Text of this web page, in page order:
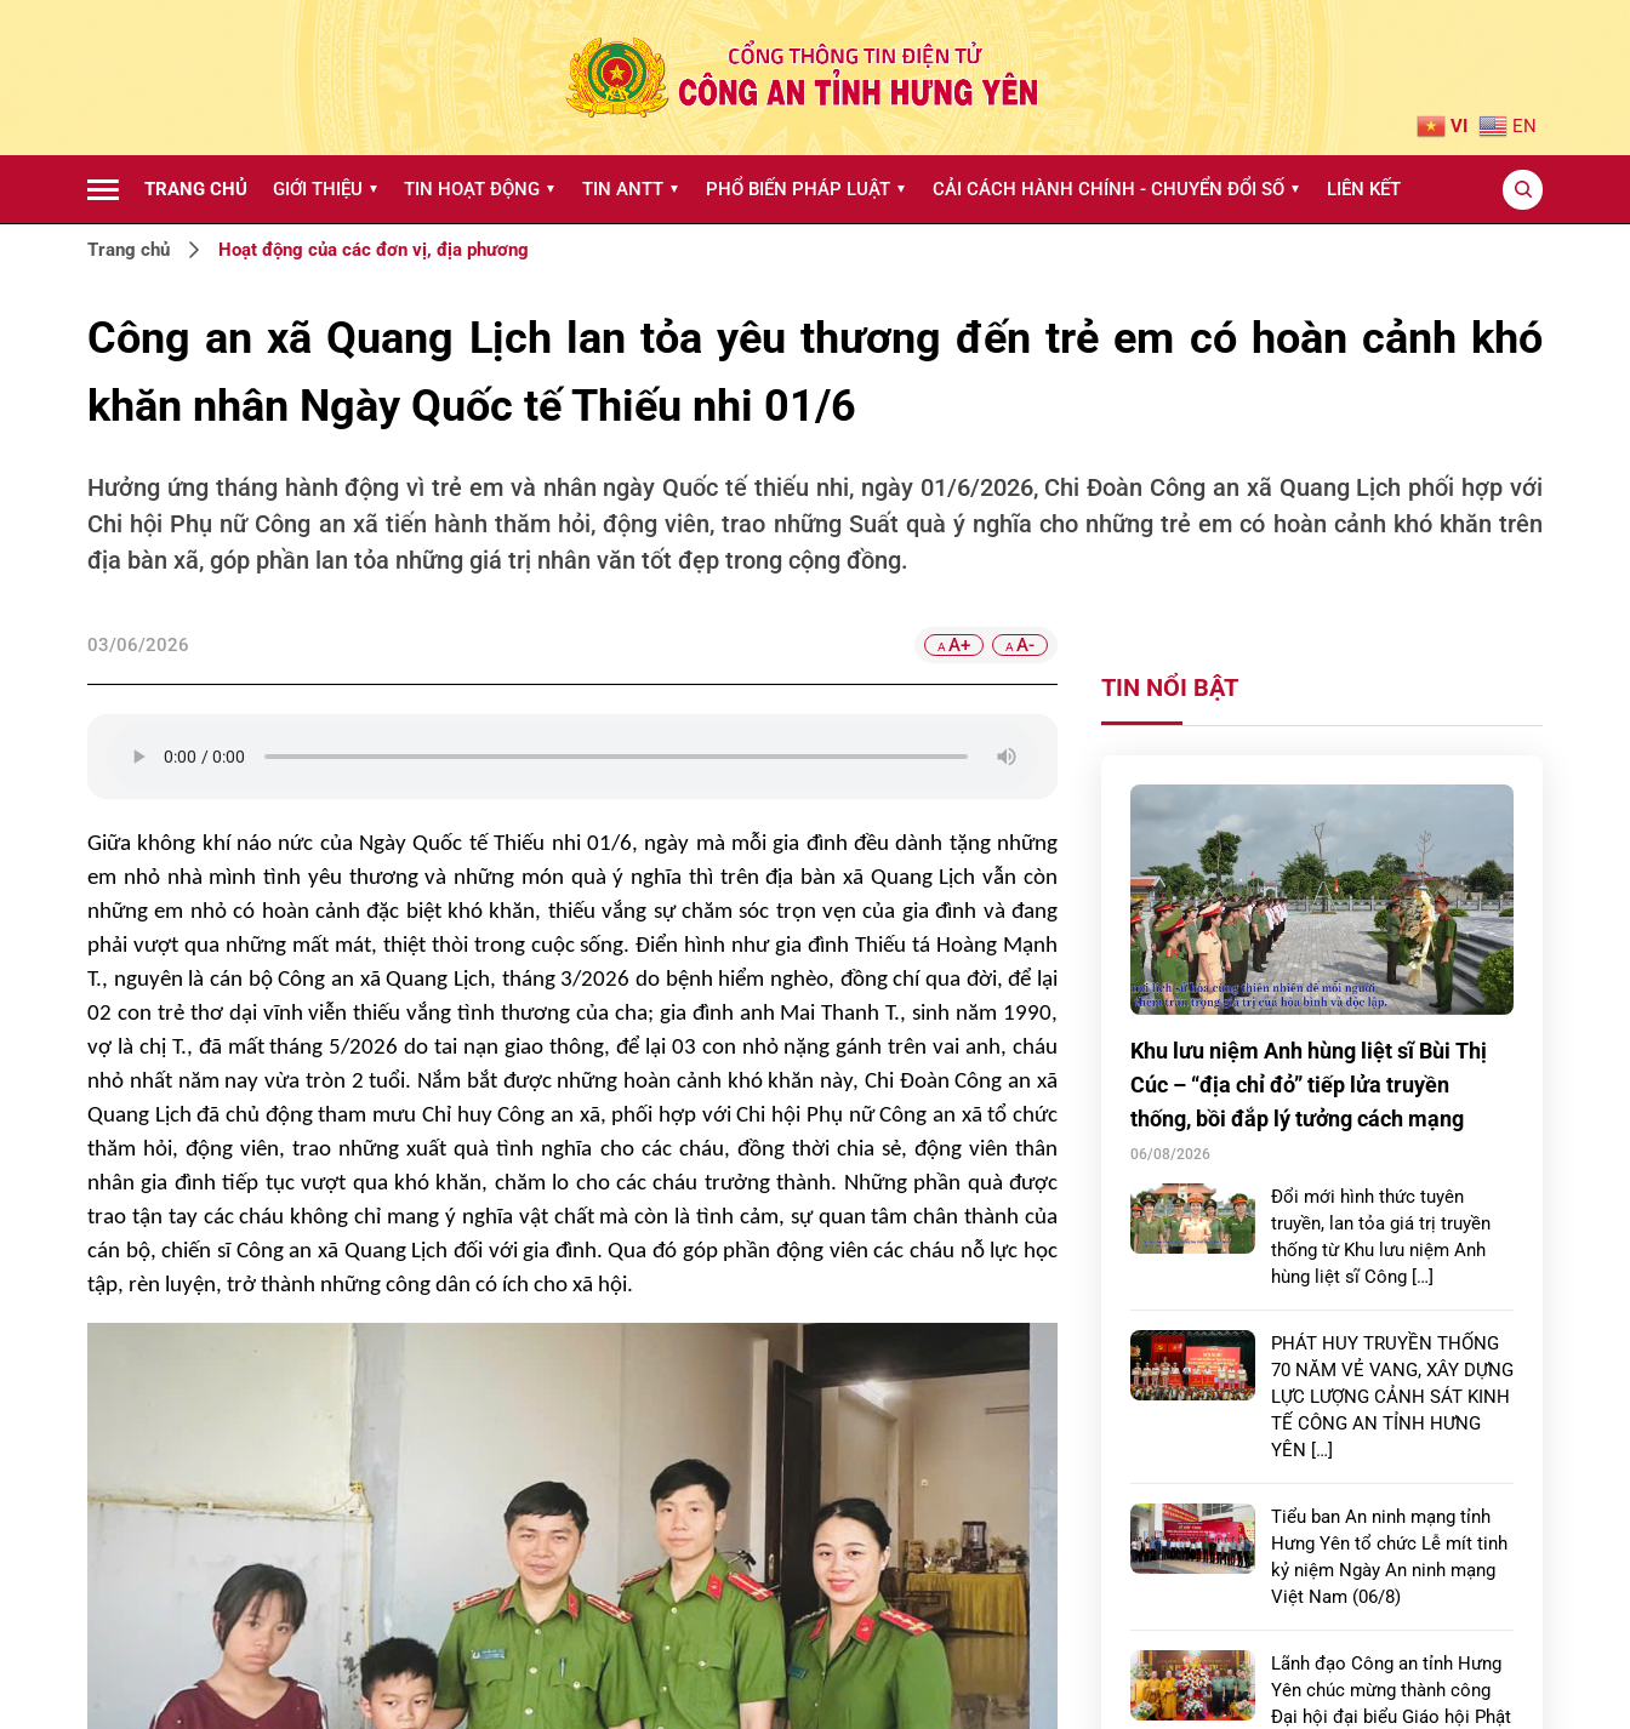
VI EN
TRANG CHỦ GIỚI THIỆU ▼ TIN HOẠT ĐỘNG ▼ TIN ANTT ▼ PHỔ BIẾN PHÁP LUẬT ▼ CẢI CÁCH HÀNH CHÍNH - CHUYỂN ĐỔI SỐ ▼ LIÊN KẾT
Trang chủ Hoạt động của các đơn vị, địa phương
Công an xã Quang Lịch lan tỏa yêu thương đến trẻ em có hoàn cảnh khó
khăn nhân Ngày Quốc tế Thiếu nhi 01/6
Hưởng ứng tháng hành động vì trẻ em và nhân ngày Quốc tế thiếu nhi, ngày 01/6/2026, Chi Đoàn Công an xã Quang Lịch phối hợp với
Chi hội Phụ nữ Công an xã tiến hành thăm hỏi, động viên, trao những Suất quà ý nghĩa cho những trẻ em có hoàn cảnh khó khăn trên
địa bàn xã, góp phần lan tỏa những giá trị nhân văn tốt đẹp trong cộng đồng.
03/06/2026 A A+ A A-
Giữa không khí náo nức của Ngày Quốc tế Thiếu nhi 01/6, ngày mà mỗi gia đình đều dành tặng những
em nhỏ nhà mình tình yêu thương và những món quà ý nghĩa thì trên địa bàn xã Quang Lịch vẫn còn
những em nhỏ có hoàn cảnh đặc biệt khó khăn, thiếu vắng sự chăm sóc trọn vẹn của gia đình và đang
phải vượt qua những mất mát, thiệt thòi trong cuộc sống. Điển hình như gia đình Thiếu tá Hoàng Mạnh
T., nguyên là cán bộ Công an xã Quang Lịch, tháng 3/2026 do bệnh hiểm nghèo, đồng chí qua đời, để lại
02 con trẻ thơ dại vĩnh viễn thiếu vắng tình thương của cha; gia đình anh Mai Thanh T., sinh năm 1990,
vợ là chị T., đã mất tháng 5/2026 do tai nạn giao thông, để lại 03 con nhỏ nặng gánh trên vai anh, cháu
nhỏ nhất năm nay vừa tròn 2 tuổi. Nắm bắt được những hoàn cảnh khó khăn này, Chi Đoàn Công an xã
Quang Lịch đã chủ động tham mưu Chỉ huy Công an xã, phối hợp với Chi hội Phụ nữ Công an xã tổ chức
thăm hỏi, động viên, trao những xuất quà tình nghĩa cho các cháu, đồng thời chia sẻ, động viên thân
nhân gia đình tiếp tục vượt qua khó khăn, chăm lo cho các cháu trưởng thành. Những phần quà được
trao tận tay các cháu không chỉ mang ý nghĩa vật chất mà còn là tình cảm, sự quan tâm chân thành của
cán bộ, chiến sĩ Công an xã Quang Lịch đối với gia đình. Qua đó góp phần động viên các cháu nỗ lực học
tập, rèn luyện, trở thành những công dân có ích cho xã hội.
TIN NỔI BẬT
Khu lưu niệm Anh hùng liệt sĩ Bùi Thị
Cúc – “địa chỉ đỏ” tiếp lửa truyền
thống, bồi đắp lý tưởng cách mạng
06/08/2026
Đổi mới hình thức tuyên
truyền, lan tỏa giá trị truyền
thống từ Khu lưu niệm Anh
hùng liệt sĩ Công […]
PHÁT HUY TRUYỀN THỐNG
70 NĂM VẺ VANG, XÂY DỰNG
LỰC LƯỢNG CẢNH SÁT KINH
TẾ CÔNG AN TỈNH HƯNG
YÊN […]
Tiểu ban An ninh mạng tỉnh
Hưng Yên tổ chức Lễ mít tinh
kỷ niệm Ngày An ninh mạng
Việt Nam (06/8)
Lãnh đạo Công an tỉnh Hưng
Yên chúc mừng thành công
Đại hội đại biểu Giáo hội Phật